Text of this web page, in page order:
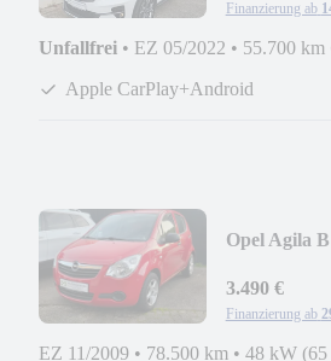
Finanzierung ab
Unfallfrei • EZ 05/2022 • 55.700 km
Apple CarPlay+Android
Opel Agila
3.490 €
Finanzierung ab
EZ 11/2009 • 78.500 km • 48 kW (65